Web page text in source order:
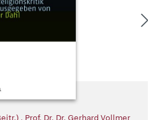
, Prof. Dr. Dr. Gerhard Vollmer